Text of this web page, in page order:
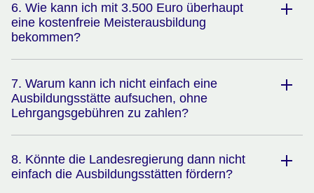
6. Wie kann ich mit 3.500 Euro überhaupt
eine kostenfreie Meisterausbildung
bekommen?
7. Warum kann ich nicht einfach eine
Ausbildungsstätte aufsuchen, ohne
Lehrgangsgebühren zu zahlen?
8. Könnte die Landesregierung dann nicht
einfach die Ausbildungsstätten fördern?